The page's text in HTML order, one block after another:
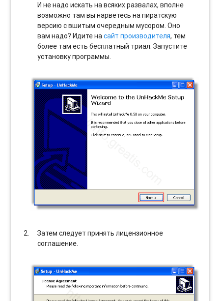
И не надо искать на всяких развалах, вполне
возможно там вы нарветесь на пиратскую
версию с вшитым очередным мусором. Оно
вам надо? Идите насайт производителя, тем
более там есть бесплатный триал. Запустите
установку программы.
Затем следует принять лицензионное
соглашение.